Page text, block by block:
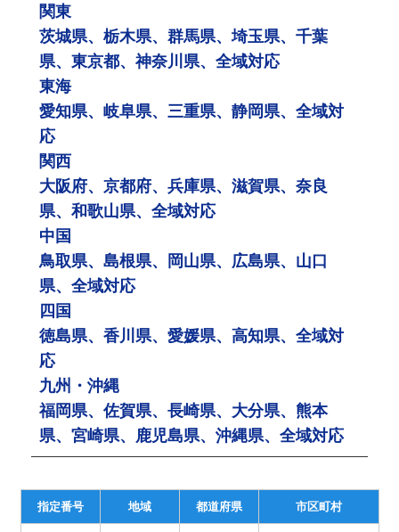
関東
茨城県、栃木県、群馬県、埼玉県、千葉
県、東京都、神奈川県、全域対応
東海
愛知県、岐阜県、三重県、静岡県、全域対
応
関西
大阪府、京都府、兵庫県、滋賀県、奈良
県、和歌山県、全域対応
中国
鳥取県、島根県、岡山県、広島県、山口
県、全域対応
四国
徳島県、香川県、愛媛県、高知県、全域対
応
九州・沖縄
福岡県、佐賀県、長崎県、大分県、熊本
県、宮崎県、鹿児島県、沖縄県、全域対応
指定番号 地域 都道府県 市区町村